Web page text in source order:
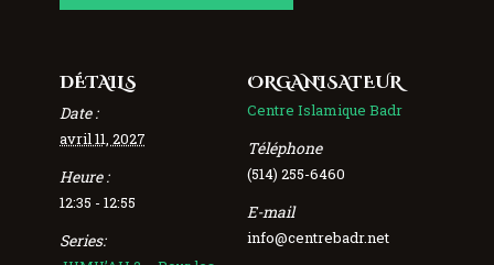
DÉTAILS
Date :
avril 11, 2027
Heure :
12:35 - 12:55
Series:
ORGANISATEUR
Centre Islamique Badr
Téléphone
(514) 255-6460
E-mail
info@centrebadr.net